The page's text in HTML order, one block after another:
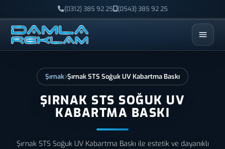
(0312) 385 92 25 (0543) 385 92 25
ESC
Şırnak Şırnak STS Soğuk UV Kabartma Baskı
ŞIRNAK STS SOĞUK UV
KABARTMA BASKI
Şırnak STS Soğuk UV Kabartma Baskı ile estetik ve dayanıklı